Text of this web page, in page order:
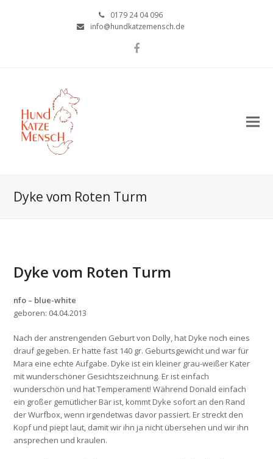
0179 24 04 096
info@hundkatzemensch.de
Facebook
Dyke vom Roten Turm
Dyke vom Roten Turm
nfo – blue-white
geboren: 04.04.2013
Nach der anstrengenden Geburt von Dolly, hat Dyke noch eines
drauf gegeben. Er hatte fast 140 gr. Geburtsgewicht und war für
Mara eine echte Aufgabe. Dyke ist ein kleiner grau-weißer Kater
mit wunderschöner Gesichtszeichnung. Er ist einfach
wunderschön und hat Temperament! Während Donald einfach
ein großer gemütlicher Bär ist, kommt Dyke sofort an den Rand
der Wurfbox, wenn irgendetwas davor passiert. Er streckt den
Kopf und piept laut, damit wir ihn ja nicht übersehen und wir ihn
ansprechen und kraulen.